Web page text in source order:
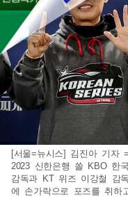
[서울=뉴시스] 김진아 기자
2023 신한은행 쏠 KBO 한
감독과 KT 위즈 이강철 감
에 손가락으로 포즈를 취하